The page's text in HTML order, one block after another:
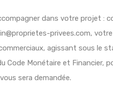
dans votre projet :
privees.com,
agissant sous le
Code Monétaire et Financier,
sera demandée.